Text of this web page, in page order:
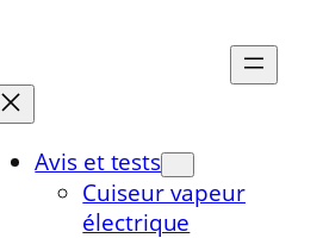
Avis et tests
Cuiseur vapeur
électrique